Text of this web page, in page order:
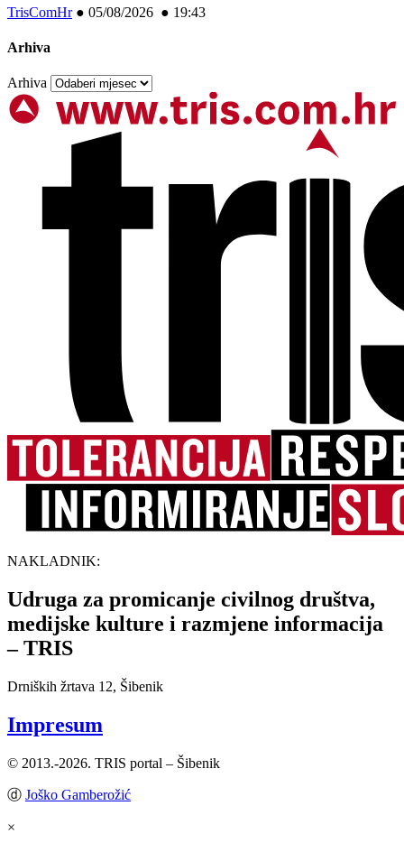
TrisComHr● 05/08/2026 ● 19:43
Arhiva
Arhiva
NAKLADNIK:
Udruga za promicanje civilnog društva,
medijske kulture i razmjene informacija
– TRIS
Drniških žrtava 12, Šibenik
Impresum
© 2013.-2026. TRIS portal – Šibenik
ⓓ Joško Gamberožić
×